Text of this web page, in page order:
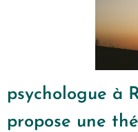
psychologue à
propose une